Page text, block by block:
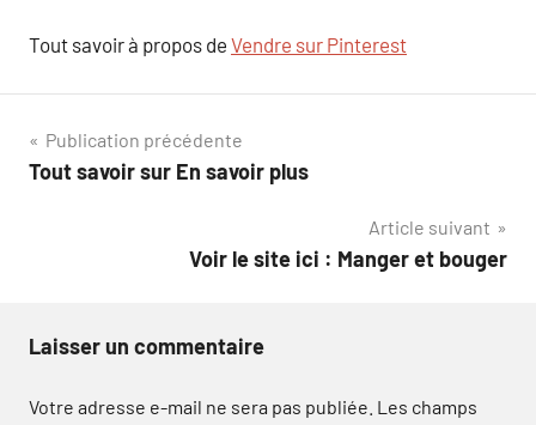
Tout savoir à propos de Vendre sur Pinterest
Navigation
de
Publication précédente
Tout savoir sur En savoir plus
Article suivant
Voir le site ici : Manger et bouger
Laisser un commentaire
Votre adresse e-mail ne sera pas publiée. Les champs